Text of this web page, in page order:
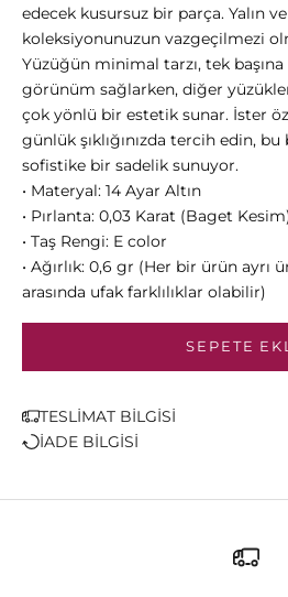
edecek kusursuz bir parça. Yalın
koleksiyonunuzun vazgeçilmezi
Yüzüğün minimal tarzı, tek
görünüm sağlarken, diğer
çok yönlü bir estetik sunar. İster
günlük şıklığınızda tercih edin,
sofistike bir sadelik sunuyor.
• Materyal: 14 Ayar Altın
• Pırlanta: 0,03 Karat (Baget
• Taş Rengi: E color
• Ağırlık: 0,6 gr (Her bir ürün ayrı
arasında ufak farklılıklar olabilir)
SEPETE
TESLİMAT BİLGİSİ
İADE BİLGİSİ